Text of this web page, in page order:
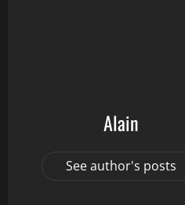
Alain
See author's posts